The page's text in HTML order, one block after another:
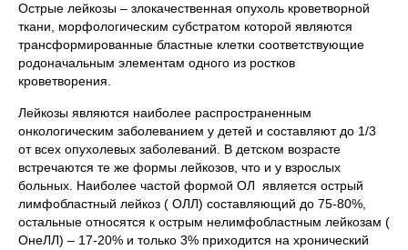
Острые лейкозы – злокачественная опухоль кроветворной
ткани, морфологическим субстратом которой являются
трансформированные бластные клетки соответствующие
родоначальным элементам одного из ростков
кроветворения.
Лейкозы являются наиболее распространенным
онкологическим заболеванием у детей и составляют до 1/3
от всех опухолевых заболеваний. В детском возрасте
встречаются те же формы лейкозов, что и у взрослых
больных. Наиболее частой формой ОЛ является острый
лимфобластный лейкоз ( ОЛЛ) составляющий до 75-80%,
остальные относятся к острым нелимфобластным лейкозам (
ОнеЛЛ) – 17-20% и только 3% приходится на хронический